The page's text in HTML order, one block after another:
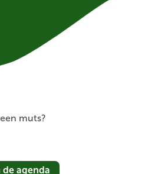
muts?
de agenda